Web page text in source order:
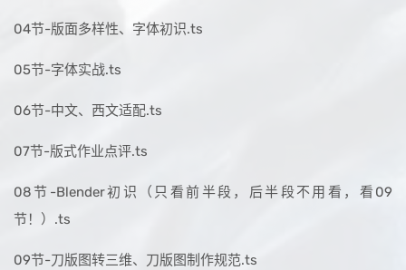
04节-版面多样性、字体初识.ts
05节-字体实战.ts
06节-中文、西文适配.ts
07节-版式作业点评.ts
08节-Blender初识（只看前半段，后半段不用看，看09
节！）.ts
09节-刀版图转三维、刀版图制作规范.ts